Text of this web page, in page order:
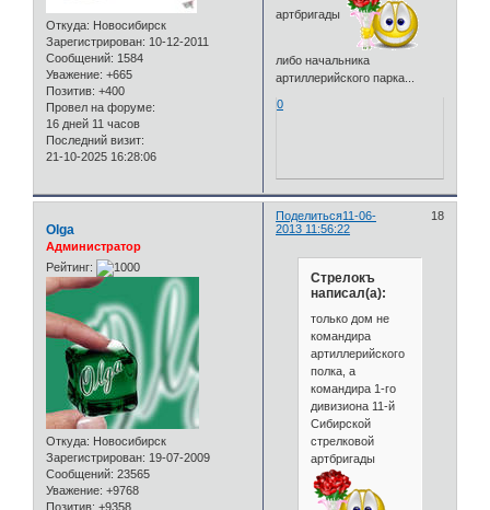
Откуда: Новосибирск
Зарегистрирован: 10-12-2011
Сообщений: 1584
Уважение: +665
Позитив: +400
Провел на форуме:
16 дней 11 часов
Последний визит:
21-10-2025 16:28:06
артбригады
либо начальника
артиллерийского парка...
0
Поделиться 18
11-06-
2013 11:56:22
Olga
Администратор
Рейтинг:
Откуда: Новосибирск
Зарегистрирован: 19-07-2009
Сообщений: 23565
Уважение: +9768
Позитив: +9358
Стрелокъ
написал(а):
только дом не
командира
артиллерийского
полка, а
командира 1-го
дивизиона 11-й
Сибирской
стрелковой
артбригады